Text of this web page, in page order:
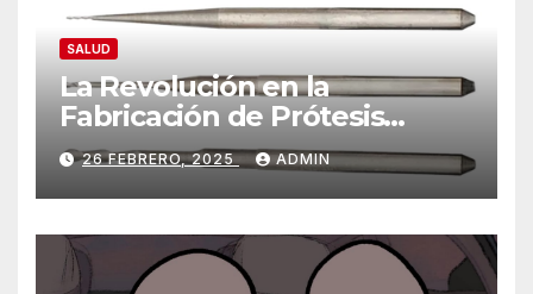
SALUD
La Revolución en la
Fabricación de Prótesis
Parciales Removibles
26 FEBRERO, 2025 ADMIN